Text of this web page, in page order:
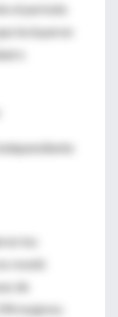
el período
incluyeron
o
los
reveló
de
mujeres;